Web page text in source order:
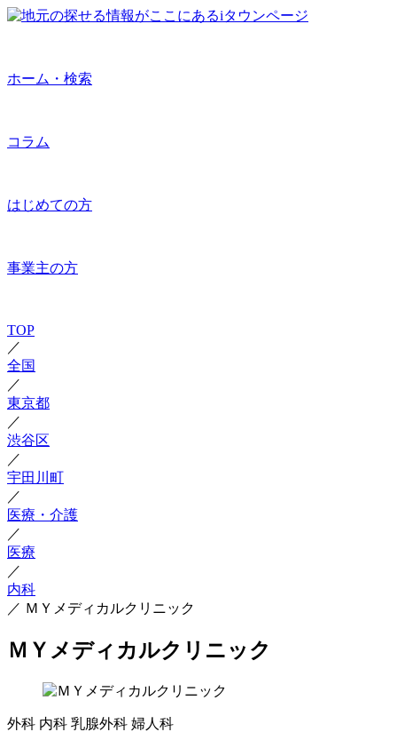
ホーム・検索
コラム
はじめての方
事業主の方
TOP
／
全国
／
東京都
／
渋谷区
／
宇田川町
／
医療・介護
／
医療
／
内科
／ ＭＹメディカルクリニック
ＭＹメディカルクリニック
外科 内科 乳腺外科 婦人科